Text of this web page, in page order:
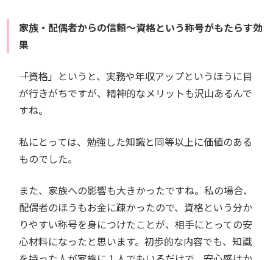
家族・配偶者からの信頼～資格という称号がもたらす効
果
――「資格」というと、実務や年収アップというほうに目
が行きがちですが、精神的なメリットも沢山あるんで
すね。
私にとっては、勉強した知識と同等以上に価値のある
ものでした。
また、家族への影響も大きかったですね。私の場合、
配偶者のほうもお金に疎かったので、資格という分か
りやすい称号を身につけたことが、相手にとっての安
心材料になったと思います。初歩的な内容でも、知識